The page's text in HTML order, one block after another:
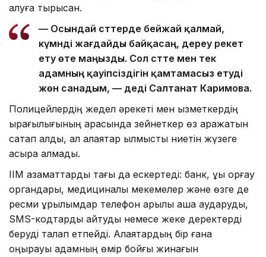
қалуға тырысқан.
— Осындай сәттерде бейжай қалмай,
күмәнді жағдайды байқасаң, дереу әрекет
ету өте маңызды. Сол сәтте мен тек
адамның қауіпсіздігін қамтамасыз етуді
жөн санадым, — деді Салтанат Каримова.
Полицейлердің жедел әрекеті мен қызметкердің
қырағылығының арқасында зейнеткер өз қаражатын
сақтап қалды, ал алаяқтар қылмыстық ниетін жүзеге
асыра алмады.
ІІМ азаматтарды тағы да ескертеді: банк, құқық қорғау
органдары, медициналық мекемелер және өзге де
ресми құрылымдар телефон арқылы ақша аударуды,
SMS-кодтарды айтуды немесе жеке деректерді
беруді талап етпейді. Алаяқтардың бір ғана
қоңырауы адамның өмір бойғы жинағын